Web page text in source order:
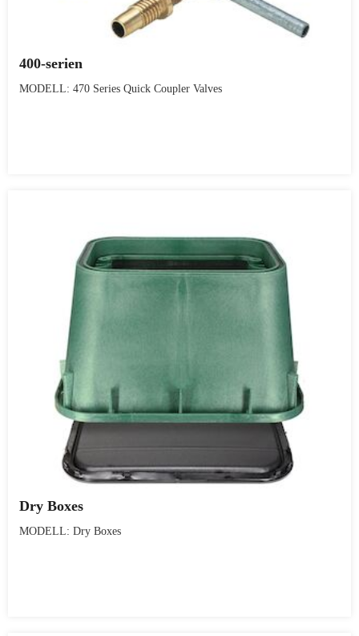
400-serien
MODELL: 470 Series Quick Coupler Valves
Dry Boxes
MODELL: Dry Boxes